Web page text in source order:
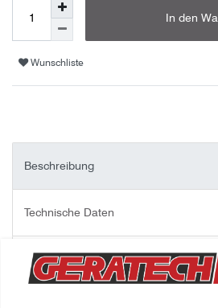
In den
Wunschliste
Beschreibung
Technische Daten
Weitere Details